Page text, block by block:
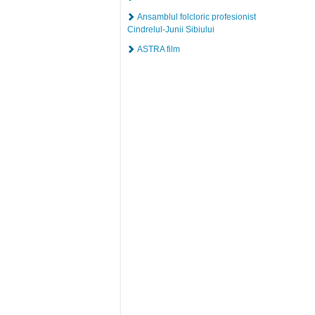
Ansamblul folcloric profesionist
Cindrelul-Junii Sibiului
ASTRA film